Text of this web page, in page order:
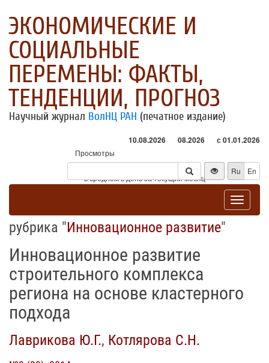
ЭКОНОМИЧЕСКИЕ И
СОЦИАЛЬНЫЕ
ПЕРЕМЕНЫ: ФАКТЫ,
ТЕНДЕНЦИИ, ПРОГНОЗ
Научный журнал ВолНЦ РАН (печатное издание)
10.08.2026 08.2026 с 01.01.2026
Просмотры
Посетители
* - в среднем в день за текущий месяц
Ru En
Toggle
рубрика "Инновационное развитие"
Инновационное развитие
строительного комплекса
региона на основе кластерного
подхода
Лаврикова Ю.Г., Котлярова С.Н.